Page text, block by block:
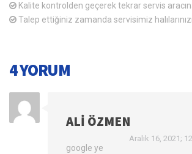
Kalite kontrolden geçerek tekrar servis
Talep ettiğiniz zamanda servisimiz
4 YORUM
ALI ÖZMEN
Aralık 16, 2021;
google ye